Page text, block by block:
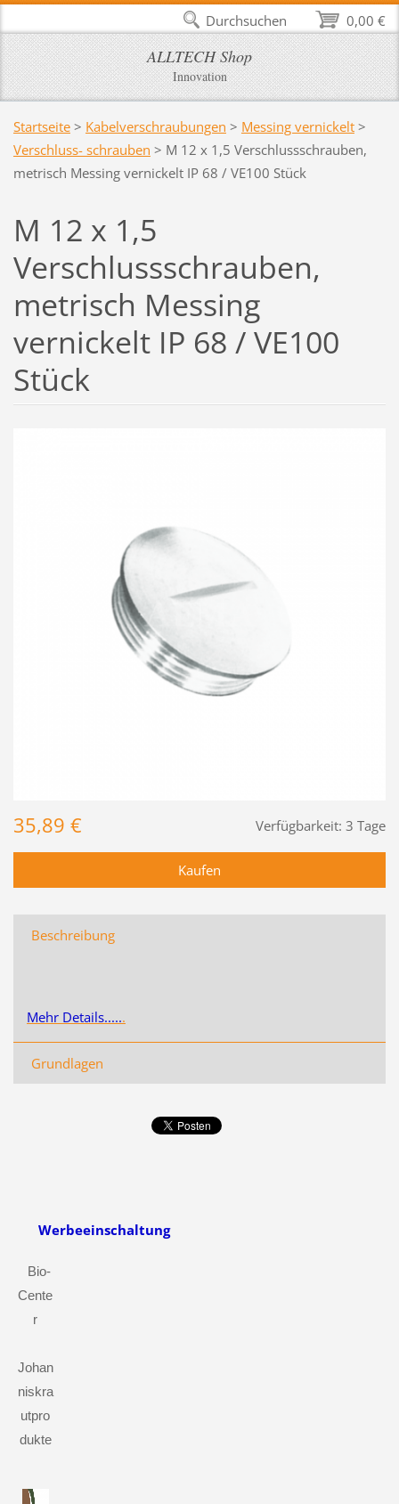
ALLTECH Shop
Innovation
Startseite > Kabelverschraubungen > Messing vernickelt >
Verschluss- schrauben > M 12 x 1,5 Verschlussschrauben,
metrisch Messing vernickelt IP 68 / VE100 Stück
M 12 x 1,5
Verschlussschrauben,
metrisch Messing
vernickelt IP 68 / VE100
Stück
Verfügbarkeit: 3 Tage
35,89 €
Beschreibung
Mehr Details......
Grundlagen
Werbeeinschaltung
Bio-
Cente
r
Johan
niskra
utpro
dukte
0,00 €
Durchsuchen